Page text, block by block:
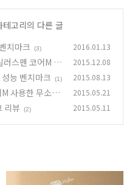
테고리의 다른 글
치마크
(3) 2016.01.13
스펜 코어M 성
2015.12.08
능 벤치마크 (1) 2015.08.13
사용한 무소음
2015.05.21
리뷰 (2) 2015.05.11